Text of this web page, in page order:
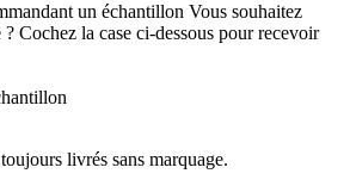
un échantillon Vous souhaitez
Cochez la case ci-dessous pour recevoir
livrés sans marquage.